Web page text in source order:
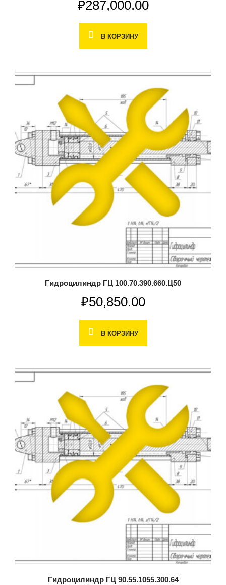
₽287,000.00
В КОРЗИНУ
Гидроцилиндр ГЦ 100.70.390.660.Ц50
₽50,850.00
В КОРЗИНУ
Гидроцилиндр ГЦ 90.55.1055.300.64